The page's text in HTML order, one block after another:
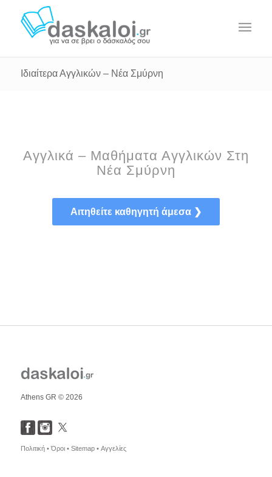
Ιδιαίτερα Αγγλικών – Νέα Σμύρνη
Αγγλικά – Μαθήματα Αγγλικών Στη
Νέα Σμύρνη
Αιτηθείτε καθηγητή άμεσα ❯
Athens GR © 2026
Πολιτική •Όροι • Sitemap • Αγγελίες